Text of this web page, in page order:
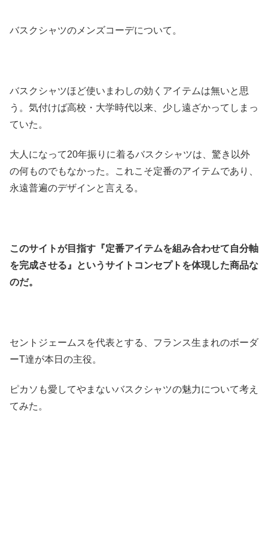
バスクシャツのメンズコーデについて。
バスクシャツほど使いまわしの効くアイテムは無いと思
う。 気付けば高校・大学時代以来、少し遠ざかってしまっ
ていた。
大人になって20年振りに着るバスクシャツは、 驚き以外
の何ものでもなかった。これこそ定番のアイテムであり、
永遠普遍のデザインと言える。
このサイトが目指す『定番アイテムを組み合わせて自分軸
を完成させる』
というサイトコンセプトを体現した商品な
のだ。
セントジェームスを代表とする、 フランス生まれのボーダ
ーT達が本日の主役。
ピカソも愛してやまないバスクシャツの魅力について考え
てみた。